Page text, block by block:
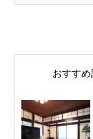
おすす